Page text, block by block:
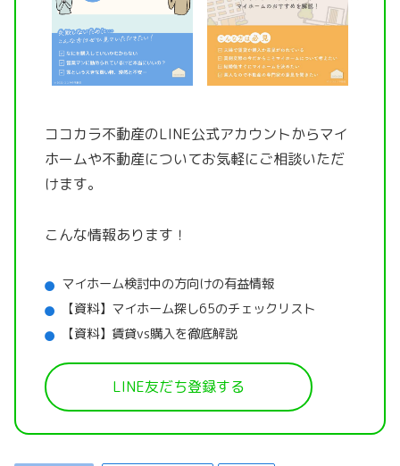
ココカラ不動産のLINE公式アカウントからマイ
ホームや不動産についてお気軽にご相談いただ
けます。
こんな情報あります！
マイホーム検討中の方向けの有益情報
【資料】マイホーム探し65のチェックリスト
【資料】賃貸vs購入を徹底解説
LINE友だち登録する